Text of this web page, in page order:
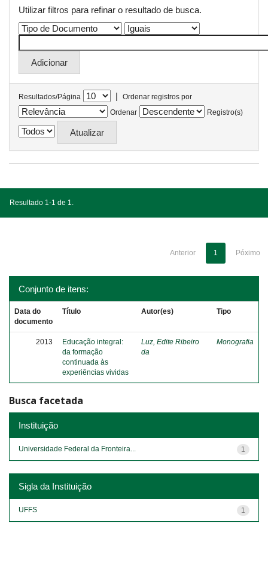
Utilizar filtros para refinar o resultado de busca.
Resultados/Página |
Ordenar registros por
Ordenar
Registro(s)
Resultado 1-1 de 1.
Anterior 1 Póximo
Conjunto de itens:
Data do
documento
Título Autor(es) Tipo
2013
Educação integral:
da formação
continuada às
experiências vividas
Luz, Edite Ribeiro
da
Monografia
Busca facetada
Instituição
1
Universidade Federal da Fronteira...
Sigla da Instituição
1
UFFS